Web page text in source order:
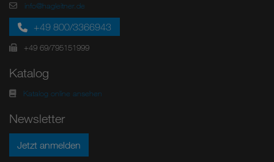
info@hagleitner.de
+49 800/3366943
+49 69/795151999
Katalog
Katalog online ansehen
Newsletter
Jetzt anmelden